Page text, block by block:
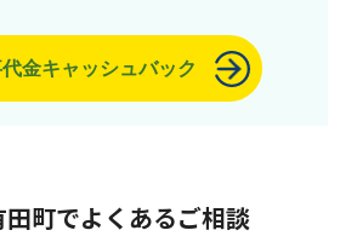
金キャッシュバック
町でよくあるご相談